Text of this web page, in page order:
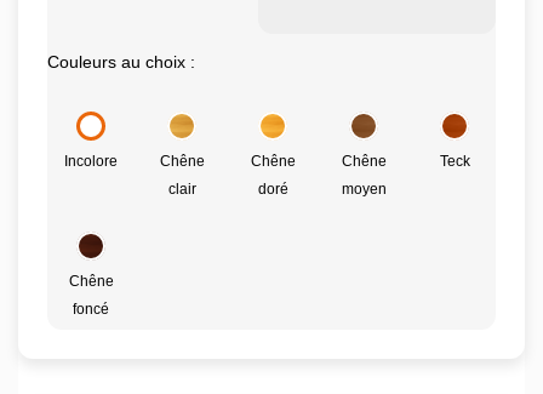
Couleurs au choix :
Incolore
Chêne
clair
Chêne
doré
Chêne
moyen
Teck
Chêne
foncé